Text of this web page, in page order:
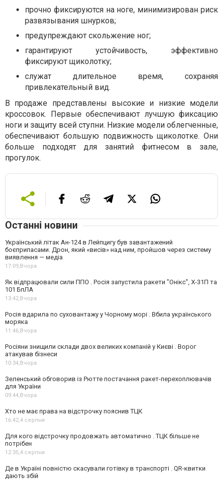
прочно фиксируются на ноге, минимизирован риск
развязывания шнурков;
предупреждают скольжение ног;
гарантируют устойчивость, эффективно
фиксируют щиколотку;
служат длительное время, сохраняя
привлекательный вид.
В продаже представлены высокие и низкие модели
кроссовок. Первые обеспечивают лучшую фиксацию
ноги и защиту всей ступни. Низкие модели облегченные,
обеспечивают большую подвижность щиколотке. Они
больше подходят для занятий фитнесом в зале,
прогулок.
Останні новини
Український літак Ан-124 в Лейпцигу був завантажений
боєприпасами. Дрон, який «висів» над ним, пройшов через систему
виявлення — медіа
17:09,Вчора
Як відпрацювали сили ППО . Росія запустила ракети "Онікс", Х-31П та
101 БпЛА
13:42,Вчора
Росія вдарила по суховантажу у Чорному морі . Вбила українського
моряка
11:46,Вчора
Росіяни знищили склади двох великих компаній у Києві . Ворог
атакував бізнеси
10:34,Вчора
Зеленський обговорив із Рютте постачання ракет-перехоплювачів
для України
09:44,Вчора
Хто не має права на відстрочку пояснив ТЦК
16:42,4 серпня
Для кого відстрочку продовжать автоматично . ТЦК більше не
потрібен
12:35,4 серпня
Де в Україні повністю скасували готівку в транспорті . QR-квитки
дають збій